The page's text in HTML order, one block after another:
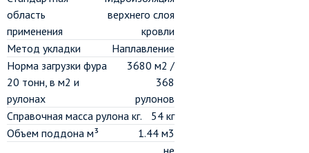
область
применения
верхнего слоя
кровли
Метод укладки
Наплавление
Норма загрузки фура
20 тонн, в м2 и
рулонах
3680 м2 /
368
рулонов
Справочная масса рулона кг.
54 кг
Объем поддона м³
1.44 м3
не